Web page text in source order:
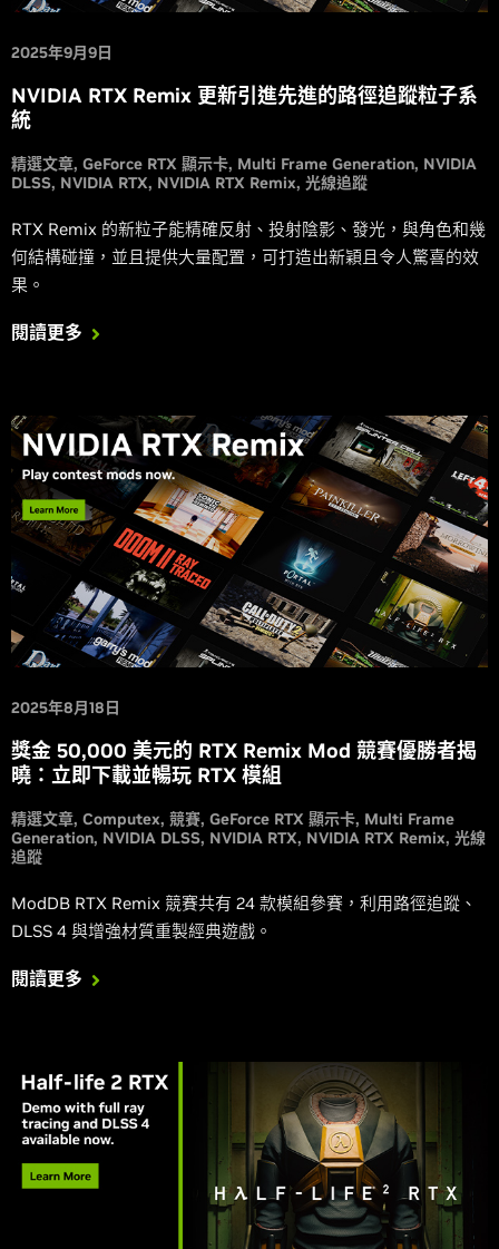
2025年9月9日
NVIDIA RTX Remix 更新引進先進的路徑追蹤粒子系
統
精選文章 GeForce RTX 顯示卡 Multi Frame Generation NVIDIA
DLSS NVIDIA RTX NVIDIA RTX Remix 光線追蹤
RTX Remix 的新粒子能精確反射、投射陰影、發光，與角色和幾
何結構碰撞，並且提供大量配置，可打造出新穎且令人驚喜的效
果。
閱讀更多
2025年8月18日
獎金 50,000 美元的 RTX Remix Mod 競賽優勝者揭
曉：立即下載並暢玩 RTX 模組
精選文章 Computex 競賽 GeForce RTX 顯示卡 Multi Frame
Generation NVIDIA DLSS NVIDIA RTX NVIDIA RTX Remix 光線
追蹤
ModDB RTX Remix 競賽共有 24 款模組參賽，利用路徑追蹤、
DLSS 4 與增強材質重製經典遊戲。
閱讀更多